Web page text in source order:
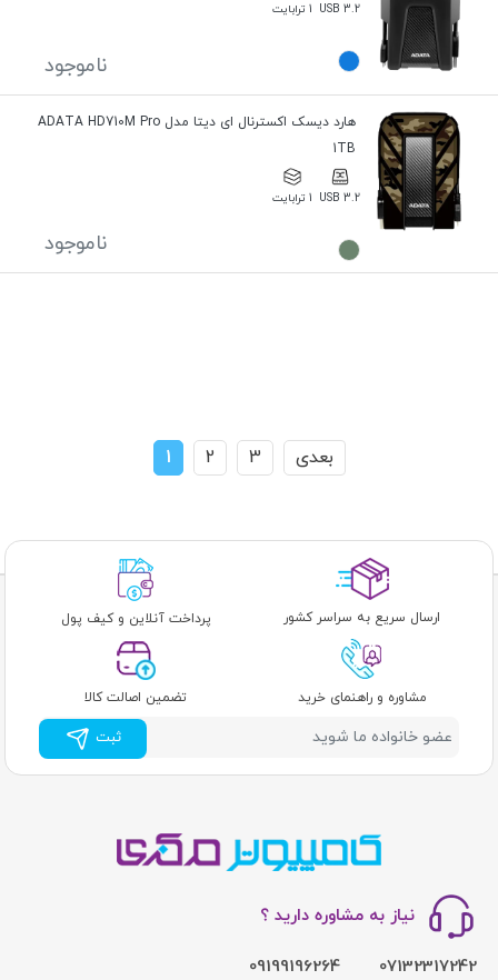
USB 3.2 1 ترابایت
ناموجود
هارد دیسک اکسترنال ای دیتا مدل ADATA HD710M Pro
1TB
USB 3.2 1 ترابایت
ناموجود
1 2 3 بعدی
ارسال سریع به سراسر کشور پرداخت آنلاین و کیف پول
مشاوره و راهنمای خرید تضمین اصالت کالا
ثبت
نیاز به مشاوره دارید ؟
07132317242
09199196264